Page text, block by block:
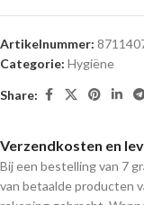
Artikelnummer:
Categorie: Hygiëne
Share:
Verzendkosten en
Bij een bestelling van 7
van betaalde producten